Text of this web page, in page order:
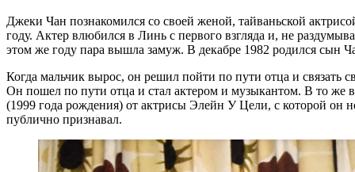
Джеки Чан познакомился со своей женой, тайваньской
году. Актер влюбился в Линь с первого взгляда и, не
этом же году пара вышла замуж. В декабре 1982 родился сын
Когда мальчик вырос, он решил пойти по пути отца и связать
Он пошел по пути отца и стал актером и музыкантом. В то же
(1999 года рождения) от актрисы Элейн У Цели, с которой он
публично признавал.